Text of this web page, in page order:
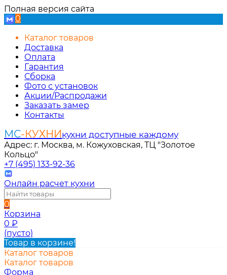
Полная версия сайта
0
Каталог товаров
Доставка
Оплата
Гарантия
Сборка
Фото с установок
Акции/Распродажи
Заказать замер
Контакты
МС-КУХНИкухни доступные каждому
Адрес: г. Москва, м. Кожуховская, ТЦ "Золотое
Кольцо"
+7 (495) 133-92-36
Онлайн расчет кухни
0
Корзина
0 ₽
(пусто)
Товар в корзине!
Каталог товаров
Каталог товаров
Форма